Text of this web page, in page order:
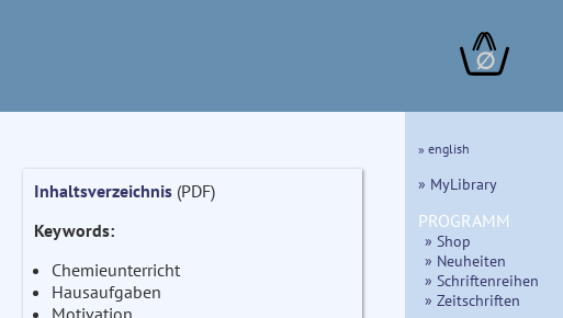
∅
Inhaltsverzeichnis(PDF)
Keywords:
Chemieunterricht
Hausaufgaben
Motivation
» english
» MyLibrary
PROGRAMM
» Shop
» Neuheiten
» Schriftenreihen
» Zeitschriften